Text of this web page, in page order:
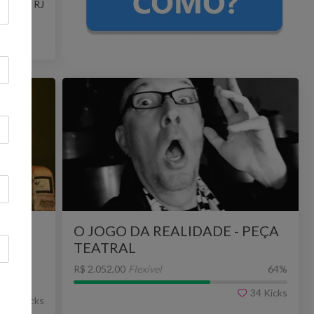
- RJ
Kicks
O JOGO DA REALIDADE - PEÇA
TEATRAL
R$ 2.052,00 Flexível 64%
34 Kicks